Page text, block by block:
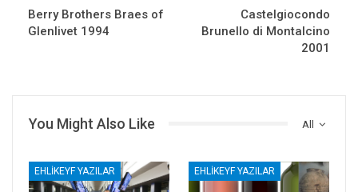
Berry Brothers Braes of
Glenlivet 1994
Castelgiocondo
Brunello di Montalcino
2001
All
You Might Also Like
EHLIKEYF YAZILAR EHLIKEYF YAZILAR